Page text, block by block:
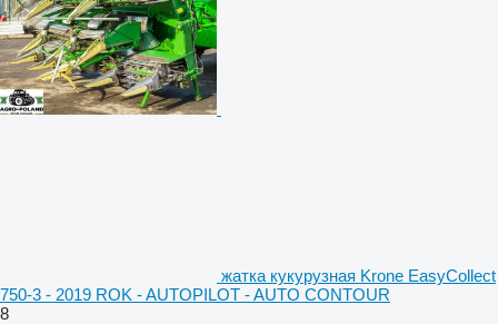
жатка кукурузная Krone EasyCollect
750-3 - 2019 ROK - AUTOPILOT - AUTO CONTOUR
8